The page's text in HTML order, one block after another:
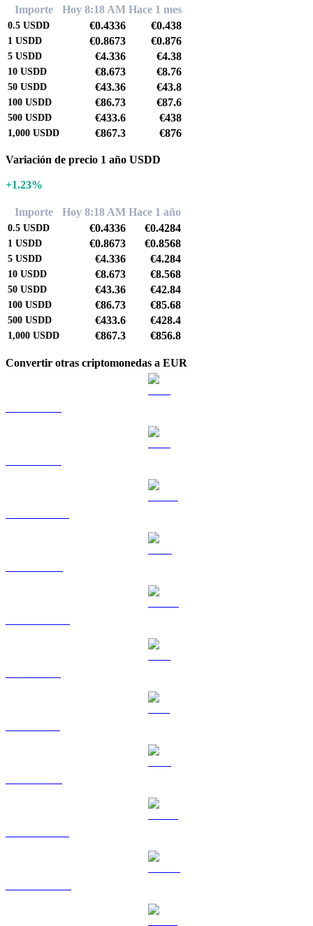
Importe Hoy 8:18 AM Hace 1 mes
0.5 USDD €0.4336 €0.438
1 USDD €0.8673 €0.876
5 USDD €4.336 €4.38
10 USDD €8.673 €8.76
50 USDD €43.36 €43.8
100 USDD €86.73 €87.6
500 USDD €433.6 €438
1,000 USDD €867.3 €876
Variación de precio 1 año USDD
+1.23%
Importe Hoy 8:18 AM Hace 1 año
0.5 USDD €0.4336 €0.4284
1 USDD €0.8673 €0.8568
5 USDD €4.336 €4.284
10 USDD €8.673 €8.568
50 USDD €43.36 €42.84
100 USDD €86.73 €85.68
500 USDD €433.6 €428.4
1,000 USDD €867.3 €856.8
Convertir otras criptomonedas a EUR